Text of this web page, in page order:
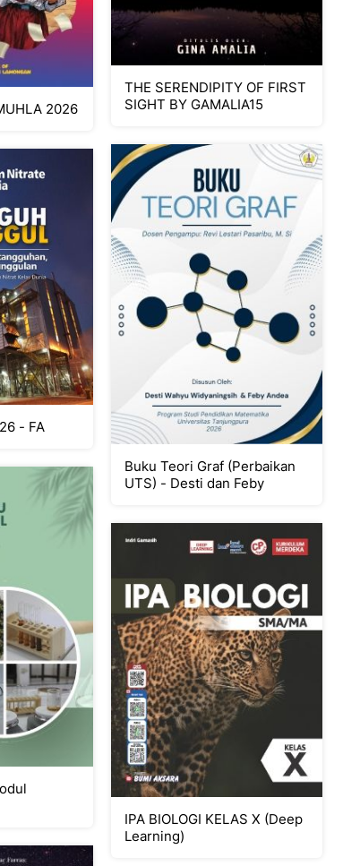
2026
THE SERENDIPITY OF FIRST
SIGHT BY GAMALIA15
- FA
Buku Teori Graf (Perbaikan
UTS) - Desti dan Feby
IPA BIOLOGI KELAS X (Deep
Learning)